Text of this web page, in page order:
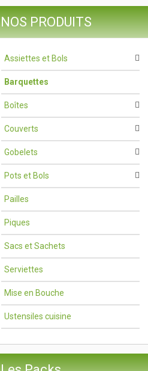
NOS PRODUITS
Assiettes et Bols
Barquettes
Boîtes
Couverts
Gobelets
Pots et Bols
Pailles
Piques
Sacs et Sachets
Serviettes
Mise en Bouche
Ustensiles cuisine